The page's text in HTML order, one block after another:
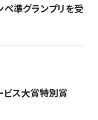
準グランプリを受
ス大賞特別賞